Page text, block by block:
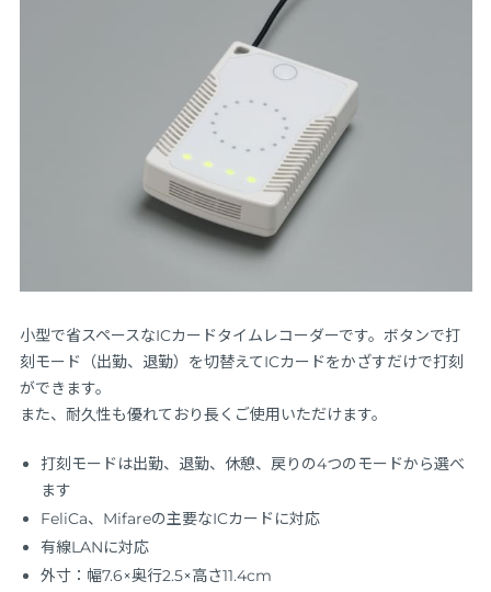
小型で省スペースなICカードタイムレコーダーです。ボタンで打
刻モード（出勤、退勤）を切替えてICカードをかざすだけで打刻
ができます。
また、耐久性も優れており長くご使用いただけます。
打刻モードは出勤、退勤、休憩、戻りの4つのモードから選べ
ます
FeliCa、Mifareの主要なICカードに対応
有線LANに対応
外寸：幅7.6×奥行2.5×高さ11.4cm